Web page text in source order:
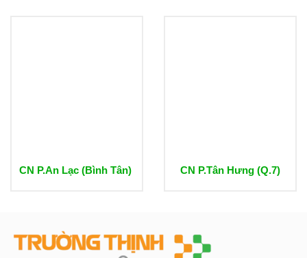
CN P.An Lạc (Bình Tân) CN P.Tân Hưng (Q.7)